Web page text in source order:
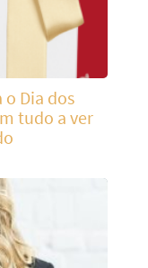
Dia dos
tudo a ver